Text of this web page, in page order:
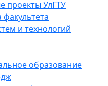
проекты УлГТУ
и технологий
образование